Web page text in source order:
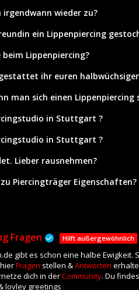
irgendwann wieder zu?
ein Lippenpiercing
Lippenpiercing?
ihr euren
man sich einen Lippenpiercing
in Stuttgart ?
in Stuttgart ?
Lieber rausnehmen?
Piercingträger Eigenschaften?
Fragen Hilft außergewöhnlich
gibt es schon eine halbe
Fragen stellen &Antworten
dich in derCommunity. Du
lovley greetings